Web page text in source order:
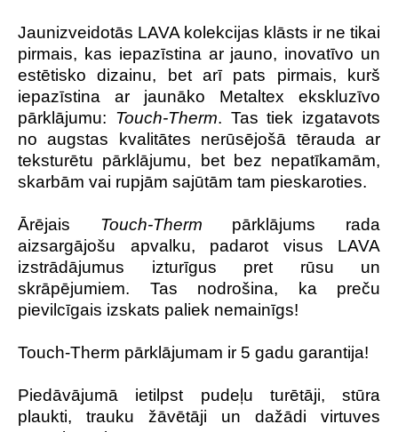
Jaunizveidotās LAVA kolekcijas klāsts ir ne tikai
pirmais, kas iepazīstina ar jauno, inovatīvo un
estētisko dizainu, bet arī pats pirmais, kurš
iepazīstina ar jaunāko Metaltex ekskluzīvo
pārklājumu: Touch-Therm. Tas tiek izgatavots
no augstas kvalitātes nerūsējošā tērauda ar
teksturētu pārklājumu, bet bez nepatīkamām,
skarbām vai rupjām sajūtām tam pieskaroties.
Ārējais Touch-Therm pārklājums rada
aizsargājošu apvalku, padarot visus LAVA
izstrādājumus izturīgus pret rūsu un
skrāpējumiem. Tas nodrošina, ka preču
pievilcīgais izskats paliek nemainīgs!
Touch-Therm pārklājumam ir 5 gadu garantija!
Piedāvājumā ietilpst pudeļu turētāji, stūra
plaukti, trauku žāvētāji un dažādi virtuves